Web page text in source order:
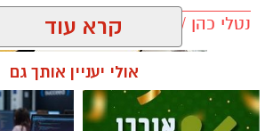
נטלי כהן / 13:55 22.07.26 קרא עוד
אולי יעניין אותך גם